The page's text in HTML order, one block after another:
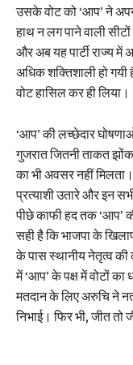
उसके वोट को ‘आप’ ने
हाथ न लग पाने वाली
और अब यह पार्टी राज्य में
अधिक शक्तिशाली हो
वोट हासिल कर ही लिया।
‘आप’ की लच्छेदार
गुजरात जितनी ताकत
का भी अवसर नहीं
प्रत्याशी उतारे और इन
पीछे काफी हद तक ‘आप’
सही है कि भाजपा के
के पास स्थानीय नेतृत्व की
में ‘आप’ के पक्ष में वोटों
मतदान के लिए अरुचि ने
निभाई। फिर भी, जीत